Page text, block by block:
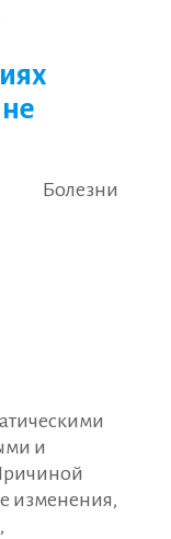
Болезни
и
изменения,